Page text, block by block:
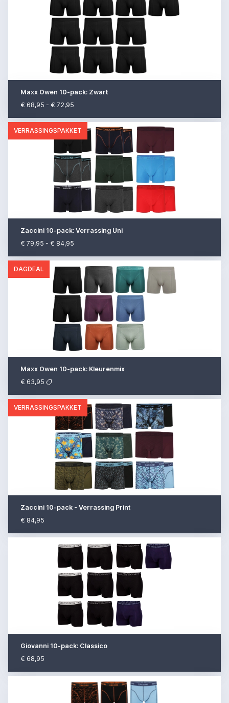
Maxx Owen 10-pack: Zwart
€ 68,95 - € 72,95
VERRASSINGSPAKKET
Zaccini 10-pack: Verrassing Uni
€ 79,95 - € 84,95
DAGDEAL
Maxx Owen 10-pack: Kleurenmix
€ 63,95
VERRASSINGSPAKKET
Zaccini 10-pack - Verrassing Print
€ 84,95
Giovanni 10-pack: Classico
€ 68,95